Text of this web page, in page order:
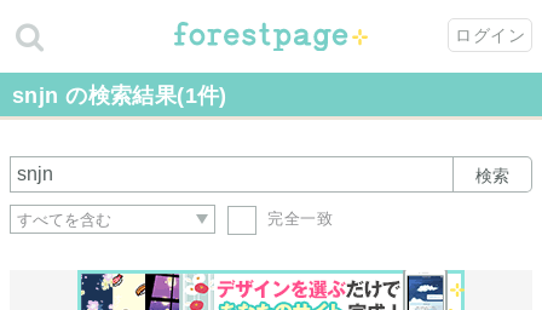
ログイン
snjn の検索結果(1件)
検索
完全一致